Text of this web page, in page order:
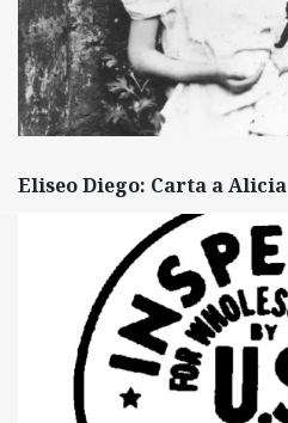
Eliseo Diego: Carta a Alicia